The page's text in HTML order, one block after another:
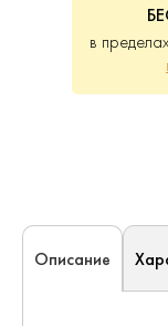
в
Описание